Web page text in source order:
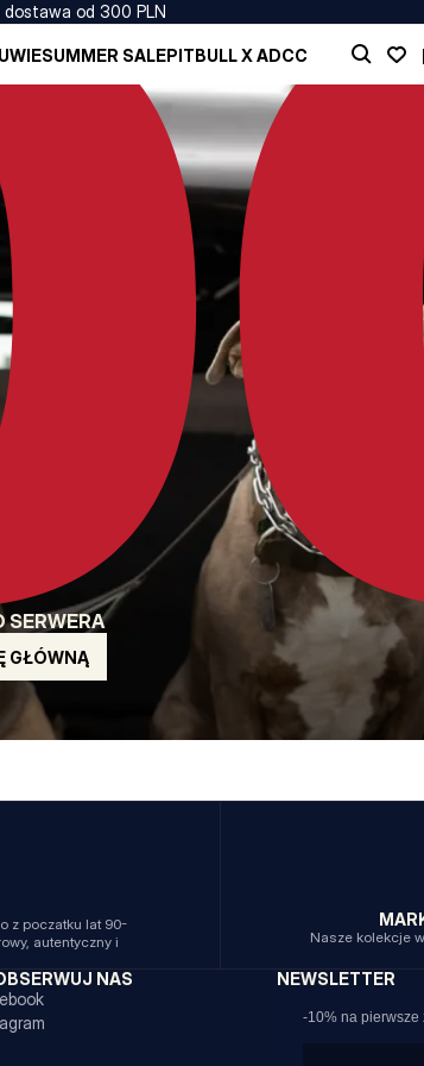
dostawa od 300 PLN
SUMMER SALEPITBULL X ADCC
SERWERA
GŁÓWNĄ
z poczatku lat 90-
autentyczny i
Nasze kolekcje
NAS
NEWSLETTER
-10% na pierwsze